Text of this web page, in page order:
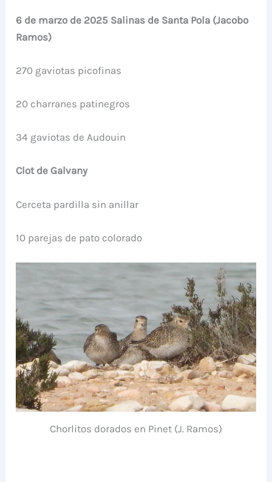
6 de marzo de 2025 Salinas de Santa Pola (Jacobo
Ramos)
270 gaviotas picofinas
20 charranes patinegros
34 gaviotas de Audouin
Clot de Galvany
Cerceta pardilla sin anillar
10 parejas de pato colorado
Chorlitos dorados en Pinet (J. Ramos)